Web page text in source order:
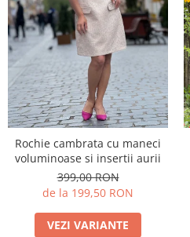
Rochie cambrata cu maneci
voluminoase si insertii aurii
399,00 RON
de la 199,50 RON
VEZI VARIANTE